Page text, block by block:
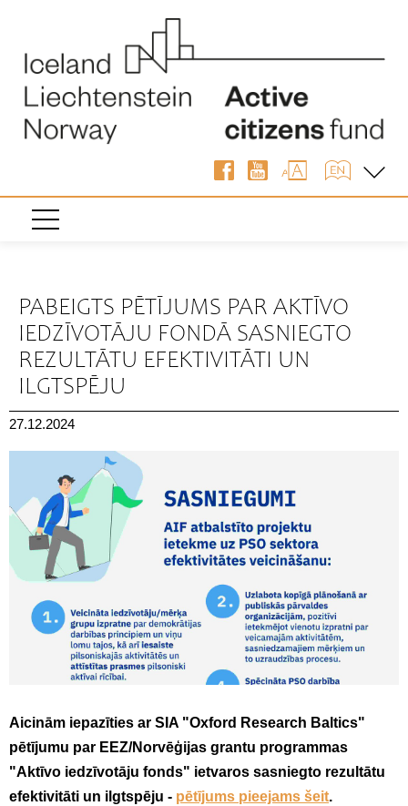
PABEIGTS PĒTĪJUMS PAR AKTĪVO
IEDZĪVOTĀJU FONDĀ SASNIEGTO
REZULTĀTU EFEKTIVITĀTI UN
ILGTSPĒJU
27.12.2024
Aicinām iepazīties ar SIA "Oxford Research Baltics"
pētījumu par EEZ/Norvēģijas grantu programmas
"Aktīvo iedzīvotāju fonds" ietvaros sasniegto rezultātu
efektivitāti un ilgtspēju - pētījums pieejams šeit.